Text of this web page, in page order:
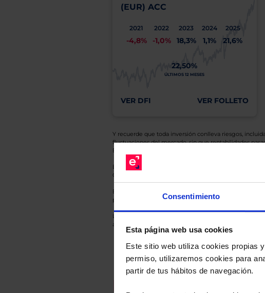
Consentimiento
Esta página web usa cookies
Este sitio web utiliza cookies propias
permiso, utilizaremos cookies para
partir de tus hábitos de navegación.
(EUR) ACC
2021
-4,8%
2022
-1,0%
2023
18,3%
2024
1,1%
2025
21,6%
22,50%
ÚLTIMOS 12 MESES
VER DFI VER FOLLETO
Y recuerde que toda inversión conlleva riesgos,
fluctuaciones del mercado, sin que rentabilidades
El Grupo EBN no puede garantizar que cualquier
En cada una de las fichas de nuestros Fondos de
Gestora y la entidad depositaria del mismo y sobre el
Esto es una comunicación publicitaria. EBN no está
para el inversor antes de tomar una decisión final de
Los datos de rentabilidad mostrados hacen referencia
anterior a Valor Liquidativo actual con reinversión de